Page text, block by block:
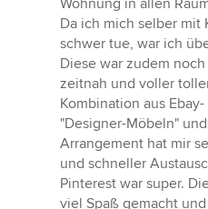
Wohnung in allen
Da ich mich selber mit
schwer tue, war ich
Diese war zudem
zeitnah und voller
Kombination aus
"Designer-Möbeln"
Arrangement hat mir
und schneller
Pinterest war super.
viel Spaß gemacht